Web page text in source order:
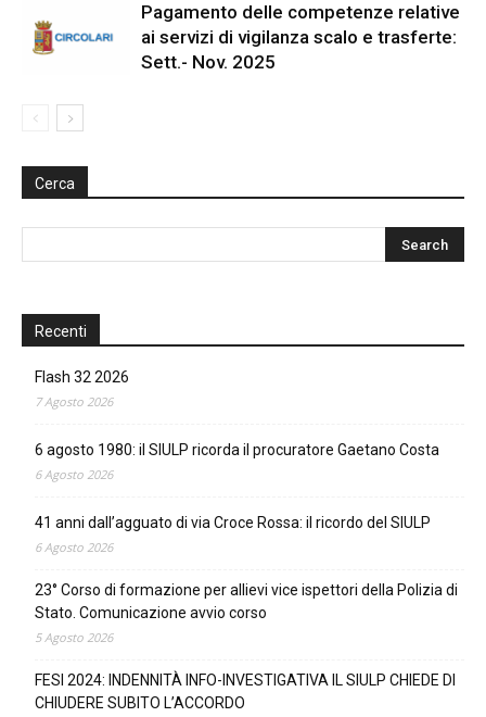
Pagamento delle competenze relative
ai servizi di vigilanza scalo e trasferte:
Sett.- Nov. 2025
Cerca
Recenti
Flash 32 2026
7 Agosto 2026
6 agosto 1980: il SIULP ricorda il procuratore Gaetano Costa
6 Agosto 2026
41 anni dall’agguato di via Croce Rossa: il ricordo del SIULP
6 Agosto 2026
23° Corso di formazione per allievi vice ispettori della Polizia di
Stato. Comunicazione avvio corso
5 Agosto 2026
FESI 2024: INDENNITÀ INFO-INVESTIGATIVA IL SIULP CHIEDE DI
CHIUDERE SUBITO L’ACCORDO